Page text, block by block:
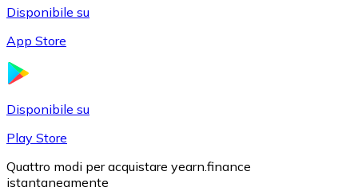
Disponibile su
App Store
Disponibile su
Play Store
Quattro modi per acquistare yearn.finance
istantaneamente